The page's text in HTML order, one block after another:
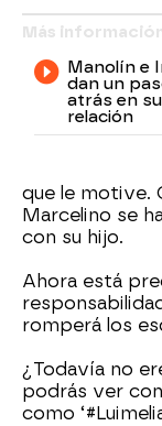
Más
Manolín e
dan un
atrás en su
relación
que le motive.
Marcelino se
con su hijo.
Ahora está
romperá los
¿Todavía no
podrás ver
como